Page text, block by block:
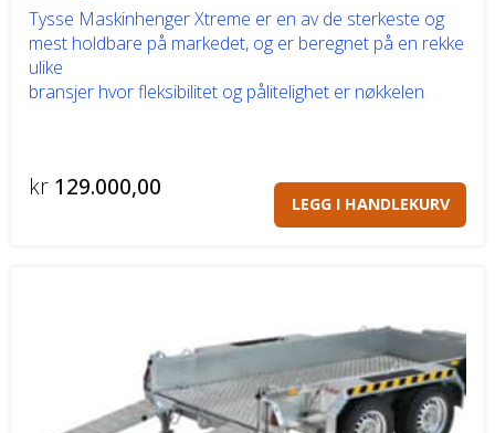
BÅT OG BÅTMOTOR
Båter
Skaphenger
Tysse Maskinhenger Xtreme er en av de sterkeste og
mest holdbare på markedet, og er beregnet på en rekke
ulike
bransjer hvor fleksibilitet og pålitelighet er nøkkelen
kr 129.000,00
LEGG I HANDLEKURV